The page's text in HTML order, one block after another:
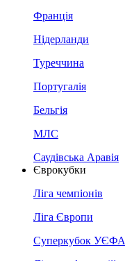
Франція
Нідерланди
Туреччина
Португалія
Бельгія
МЛС
Саудівська Аравія
Єврокубки
Ліга чемпіонів
Ліга Європи
Суперкубок УЄФА